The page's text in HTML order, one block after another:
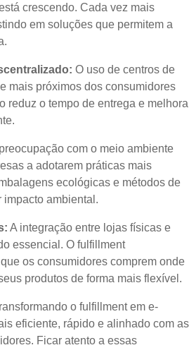
crescendo. Cada vez mais
em soluções que permitem a
O uso de centros de
mais próximos dos consumidores
reduz o tempo de entrega e melhora
com o meio ambiente
a adotarem práticas mais
ecológicas e métodos de
impacto ambiental.
A integração entre lojas físicas e
essencial. O fulfillment
os consumidores comprem onde
produtos de forma mais flexível.
o fulfillment em e-
eficiente, rápido e alinhado com as
Ficar atento a essas